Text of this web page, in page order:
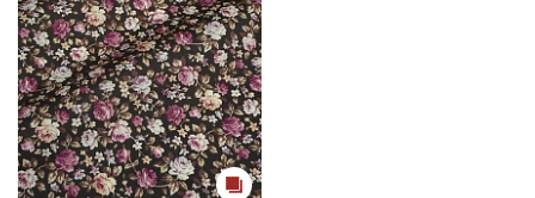
категории тканей
Электронная почта